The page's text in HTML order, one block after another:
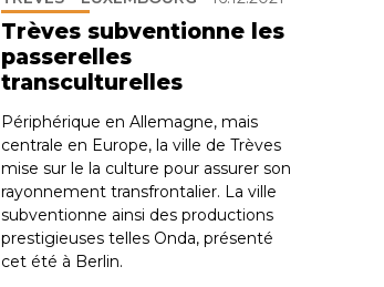
Trèves subventionne les
passerelles
transculturelles
Périphérique en Allemagne, mais
centrale en Europe, la ville de Trèves
mise sur le la culture pour assurer son
rayonnement transfrontalier. La ville
subventionne ainsi des productions
prestigieuses telles Onda, présenté
cet été à Berlin.